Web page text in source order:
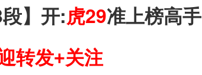
】开:虎29准上榜高手
转发+关注